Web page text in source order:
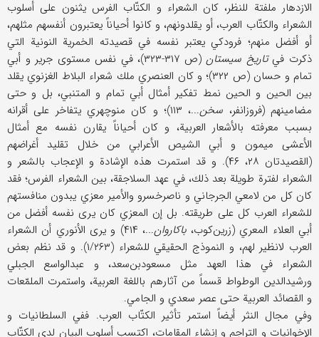
الازدهار ملفتة للنظر، كان الشعراء و الكتّاب الفرس يثنون على أسلوب
الشعراء والكتّاب العرب، أو يقلدونهم، و كانوا أحياناً يعتبرون أنفسهم مثلهم،
أو أفضل منهم؛ فرودكي يعتبر نفسه في قصيدته الخمرية النونية التي
ذكرت في تاريخ سيستان
(ص ۳۱۷-۳۲۳)، في نفس مستوى جرير و أبي
تمام و حسان (ص ۳۲۲)؛ و كان العنصري ملك شعراء البلاط الغزنوي يقلد
بين الحين و الحين نمط تفكير أمثال أبي تمام و المتنبي، بل و حتى
مضامينهم (فروزانفر، سخن
...، ۱۱۳)؛ و كان منوچهري يتفاخر على أقرانه
بسبب معرفته بالأشعار العربية، و كان أحياناً يقارن نفسه مع أمثال
الأعشى ميمون و أبي الشيص الأعرابي من خلال تقليد أغراضهم
(القصيدتان ۲۸، ۴۶). و قد استمرت هذه الإشادة و الإعجاب بالشعر و
الشعراء لفترة طويلة بعد ذلك، في عهد السلاجقة، بين الشعراء الفرس؛ فقد
كان كل من لامعي الجرجاني و ناصرخسرو والأمير معزي يبدون منافستهم
للشعراء العرب كل على طريقته. بل إن المعزي كان يرى نفسه أفضل من
أبي العلاء المعري (زرين‌كوب،باكاروان
...، ۴۱۴) و يرى الأنوري أن الشعراء
العرب لانظير لهم، و النموذج الحقيقي للشعراء (۱/۲۶۳). و قد نظم بعض
الشعراء في هذا العهد مثل مسعود‌بن‌سعد، و عبدالواسع الجبلي
ورشيد‌الدين الوطواط قسماً من آثارهم باللغة العربية، واستمرت الملمّعات
و القصائد العربية حتى عصر سعدي و الجامي.
وفي مجال النثر أيضاً استمر تأثير الكتّاب العرب. ففي السلطانيات و
الإخوانيات و التراجم و إنشاء المقامات، اكتسب أسلوب البيان لدى الكتّاب